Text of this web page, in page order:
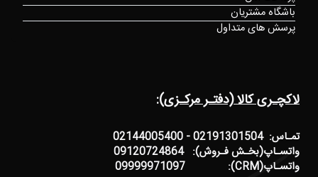
لاکچـری کالا (دفتـر مرکـزی):
تمـاس: 02191301504 - 02144005400
واتسـاپ(بخـش فـروش): 09120724864
واتسـاپ(CRM): 09999971097
باشگاه مشتریان
پرسش های متداول